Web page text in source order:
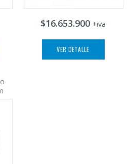
$16.653.900 +iva
VER DETALLE